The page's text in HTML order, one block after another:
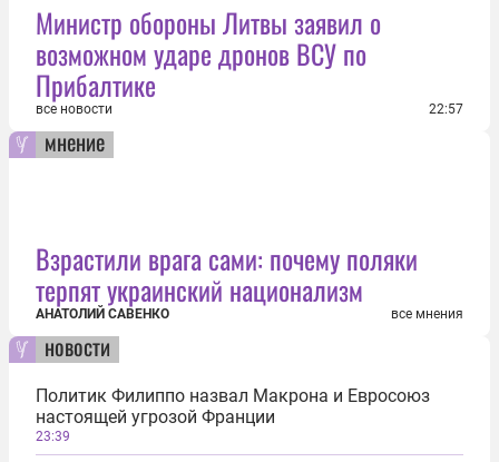
Министр обороны Литвы заявил о
возможном ударе дронов ВСУ по
Прибалтике
все новости 22:57
мнение
Взрастили врага сами: почему поляки
терпят украинский национализм
АНАТОЛИЙ САВЕНКО все мнения
новости
Политик Филиппо назвал Макрона и Евросоюз
настоящей угрозой Франции
23:39